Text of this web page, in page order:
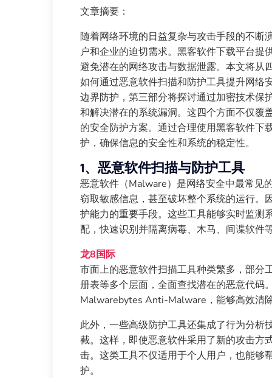
文章摘要：
随着网络环境的日益复杂与攻击手段的不断
户和企业的迫切需求。黑客软件下载平台提
避免潜在的网络攻击与数据泄露。本文将从
如何通过恶意软件扫描和防护工具提升网络
边界防护，第三部分将探讨通过加密技术保
和解决潜在的系统漏洞。这四个方面不仅覆
的安全防护方案。通过合理使用黑客软件下
护，确保信息的安全性和系统的稳定性。
1、恶意软件扫描与防护工具
恶意软件（Malware）是网络安全中最常见
窃取敏感信息，甚至破坏整个系统的运行。
护能力的重要手段。这些工具能够实时监测
配，快速识别并隔离病毒、木马、间谍软件
龙8国际
市面上的恶意软件扫描工具种类繁多，部分
册表等多个层面，全面查找潜在的恶意代码
Malwarebytes Anti-Malware，能够高效清
此外，一些高级防护工具还集成了行为分析
截。这样，即使恶意软件采用了新的攻击方
击。这类工具不仅适用于个人用户，也能够
护。